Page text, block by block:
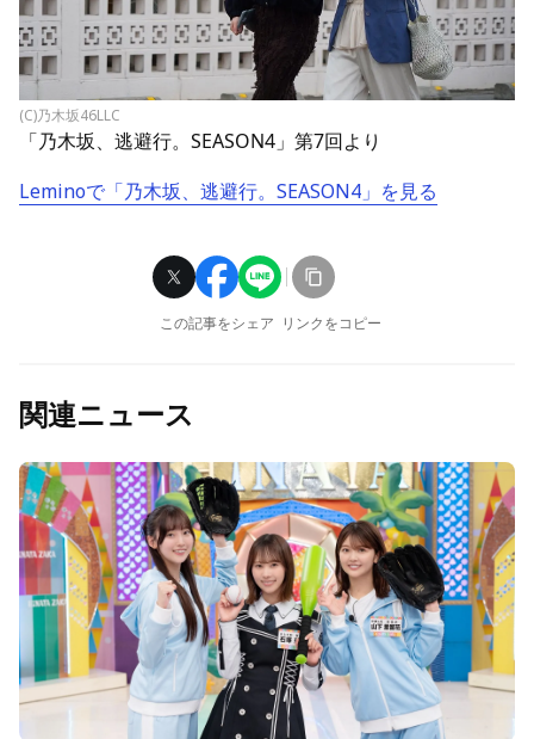
(C)乃木坂46LLC
「乃木坂、逃避行。SEASON4」第7回より
Leminoで「乃木坂、逃避行。SEASON4」を見る
この記事をシェア リンクをコピー
関連ニュース